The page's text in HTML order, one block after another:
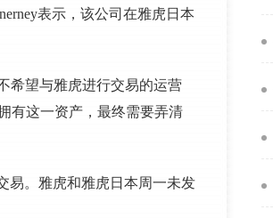
表示，该公司在雅虎日本
希望与雅虎进行交易的运营
有这一资产，最终需要弄清
易。雅虎和雅虎日本周一未发